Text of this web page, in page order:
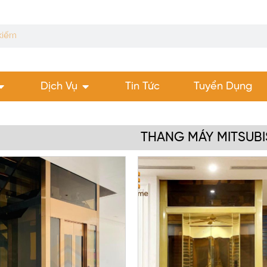
Dịch Vụ Tin Tức Tuyển Dụng
THANG MÁY